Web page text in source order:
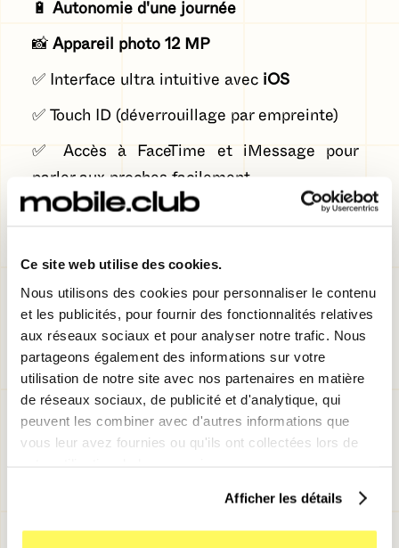
Ce site web utilise des cookies.
Nous utilisons des cookies pour personnaliser le contenu
et les publicités, pour fournir des fonctionnalités relatives
aux réseaux sociaux et pour analyser notre trafic. Nous
partageons également des informations sur votre
utilisation de notre site avec nos partenaires en matière
de réseaux sociaux, de publicité et d'analytique, qui
peuvent les combiner avec d'autres informations que
vous leur avez fournies ou qu'ils ont collectées lors de
Afficher les détails
🔋 Autonomie d'une journée
📸 Appareil photo 12 MP
✅ Interface ultra intuitive avec iOS
✅ Touch ID (déverrouillage par empreinte)
✅ Accès à FaceTime et iMessage pour
parler aux proches facilement
❌ Écran plus petit que d’autres modèles
👉 Idéal pour : les seniors déjà à l’aise avec
Apple et qui veulent un smartphone
compact.
🥉Doro 8100 – Spécialement
conçu pour les seniors